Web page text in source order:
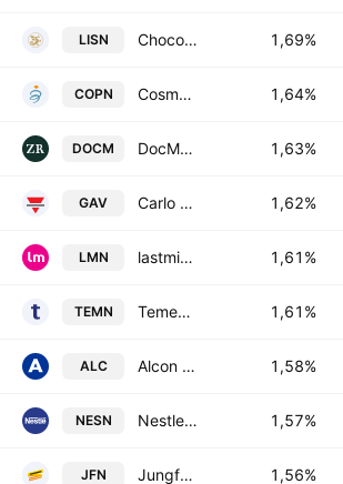
LISN Chocoladefabriken Lindt & Spruengli AG 1,69%
COPN Cosmo Pharmaceuticals NV 1,64%
DOCM DocMorris Ltd 1,63%
GAV Carlo Gavazzi Holding AG 1,62%
LMN lastminute.com N.V. 1,61%
TEMN Temenos AG 1,61%
ALC Alcon AG 1,58%
NESN Nestle S.A. 1,57%
JFN Jungfraubahn Holding AG 1,56%